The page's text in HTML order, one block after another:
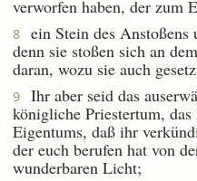
verworfen haben, der zum
8
ein Stein des Anstoßens
denn sie stoßen sich an
daran, wozu sie auch
9
Ihr aber seid das
königliche Priestertum,
Eigentums, daß ihr
der euch berufen hat von
wunderbaren Licht;